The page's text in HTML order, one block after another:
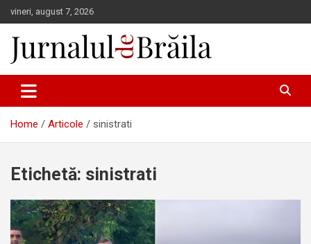
Skip
to
content
vineri, august 7, 2026
Jurnalul de Brăila
Home Articole sinistrati
Etichetă: sinistrati